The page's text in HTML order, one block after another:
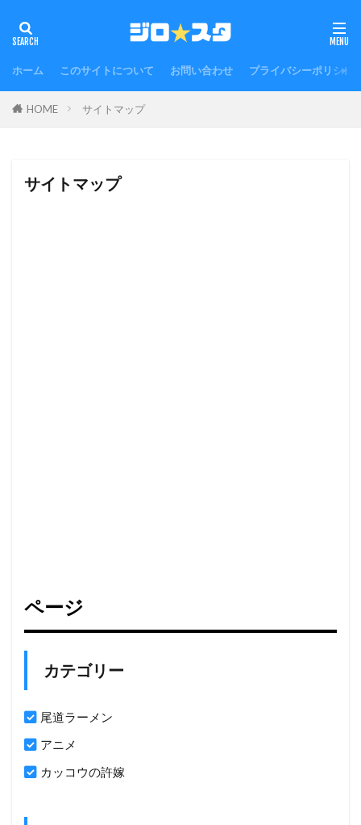
ホーム このサイトについて お問い合わせ プライバシーポリシー
HOME サイトマップ
サイトマップ
ページ
カテゴリー
尾道ラーメン
アニメ
カッコウの許嫁